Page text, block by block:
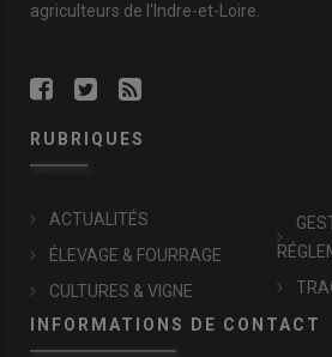
agriculteurs de l'Indre-et-Loire.
RUBRIQUES
ACTUALITÉS
ÉLEVAGE & FOURRAGE
CULTURES & VIGNE
INFORMATIONS DE CONTACT